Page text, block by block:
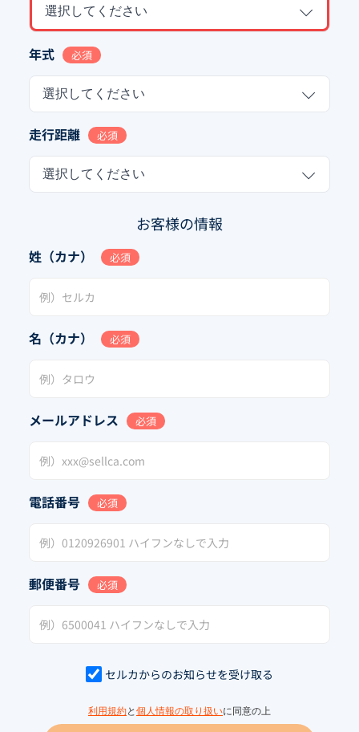
選択してください
年式 必須
選択してください
走行距離 必須
選択してください
お客様の情報
姓（カナ） 必須
名（カナ） 必須
メールアドレス 必須
電話番号 必須
郵便番号 必須
セルカからのお知らせを受け取る
利用規約と 個人情報の取り扱いに同意の上